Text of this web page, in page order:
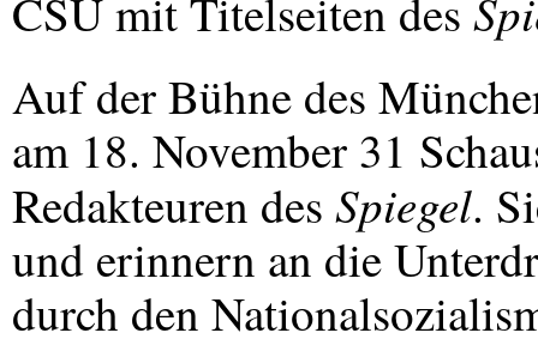
CSUmit Titelseiten des
Auf der Bühne des
am 18. November 31
Redakteuren des Spiegel.
und erinnern an die
durch den